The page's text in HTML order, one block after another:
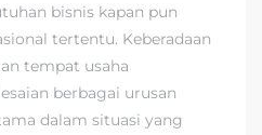
bisnis kapan pun
tertentu. Keberadaan
tempat usaha
berbagai urusan
dalam situasi yang